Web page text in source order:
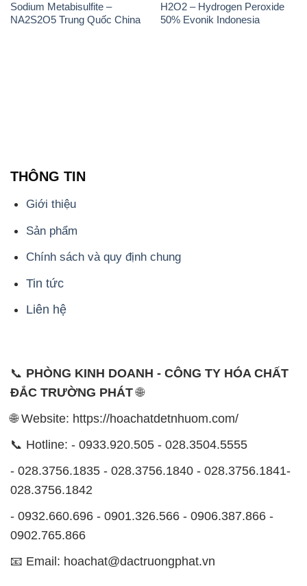
Sodium Metabisulfite –
NA2S2O5 Trung Quốc China
H2O2 – Hydrogen Peroxide
50% Evonik Indonesia
THÔNG TIN
Giới thiệu
Sản phẩm
Chính sách và quy định chung
Tin tức
Liên hệ
📞 PHÒNG KINH DOANH - CÔNG TY HÓA CHẤT
ĐẮC TRƯỜNG PHÁT🌐
🌐 Website: https://hoachatdetnhuom.com/
📞 Hotline: - 0933.920.505 - 028.3504.5555
- 028.3756.1835 - 028.3756.1840 - 028.3756.1841-
028.3756.1842
- 0932.660.696 - 0901.326.566 - 0906.387.866 -
0902.765.866
📧 Email: hoachat@dactruongphat.vn